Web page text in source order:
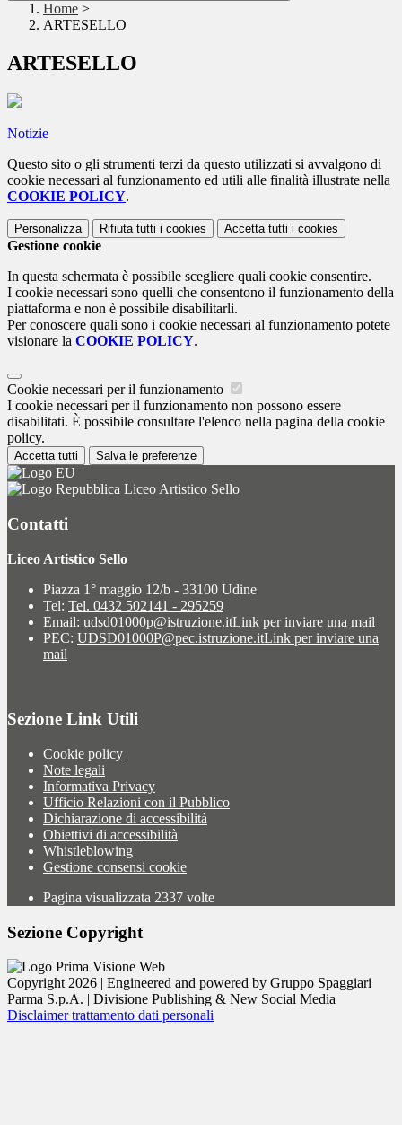
Home >
ARTESELLO
ARTESELLO
Notizie
Questo sito o gli strumenti terzi da questo utilizzati si avvalgono di
cookie necessari al funzionamento ed utili alle finalità illustrate nella
COOKIE POLICY.
Personalizza Rifiuta tutti i cookies Accetta tutti i cookies
Gestione cookie
In questa schermata è possibile scegliere quali cookie consentire.
I cookie necessari sono quelli che consentono il funzionamento della
piattaforma e non è possibile disabilitarli.
Per conoscere quali sono i cookie necessari al funzionamento potete
visionare la COOKIE POLICY.
Cookie necessari per il funzionamento
I cookie necessari per il funzionamento non possono essere
disabilitati. È possibile consultare l'elenco nella pagina della cookie
policy.
Accetta tutti Salva le preferenze
Liceo Artistico Sello
Contatti
Liceo Artistico Sello
Piazza 1° maggio 12/b - 33100 Udine
Tel: Tel. 0432 502141 - 295259
Email: udsd01000p@istruzione.itLink per inviare una mail
PEC: UDSD01000P@pec.istruzione.itLink per inviare una
mail
Sezione Link Utili
Cookie policy
Note legali
Informativa Privacy
Ufficio Relazioni con il Pubblico
Dichiarazione di accessibilità
Obiettivi di accessibilità
Whistleblowing
Gestione consensi cookie
Pagina visualizzata 2337 volte
Sezione Copyright
Copyright 2026 | Engineered and powered by Gruppo Spaggiari
Parma S.p.A. | Divisione Publishing & New Social Media
Disclaimer trattamento dati personali